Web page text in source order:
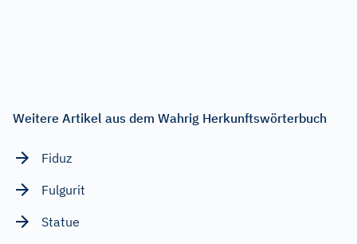
Weitere Artikel aus dem Wahrig Herkunftswörterbuch
Fiduz
Fulgurit
Statue